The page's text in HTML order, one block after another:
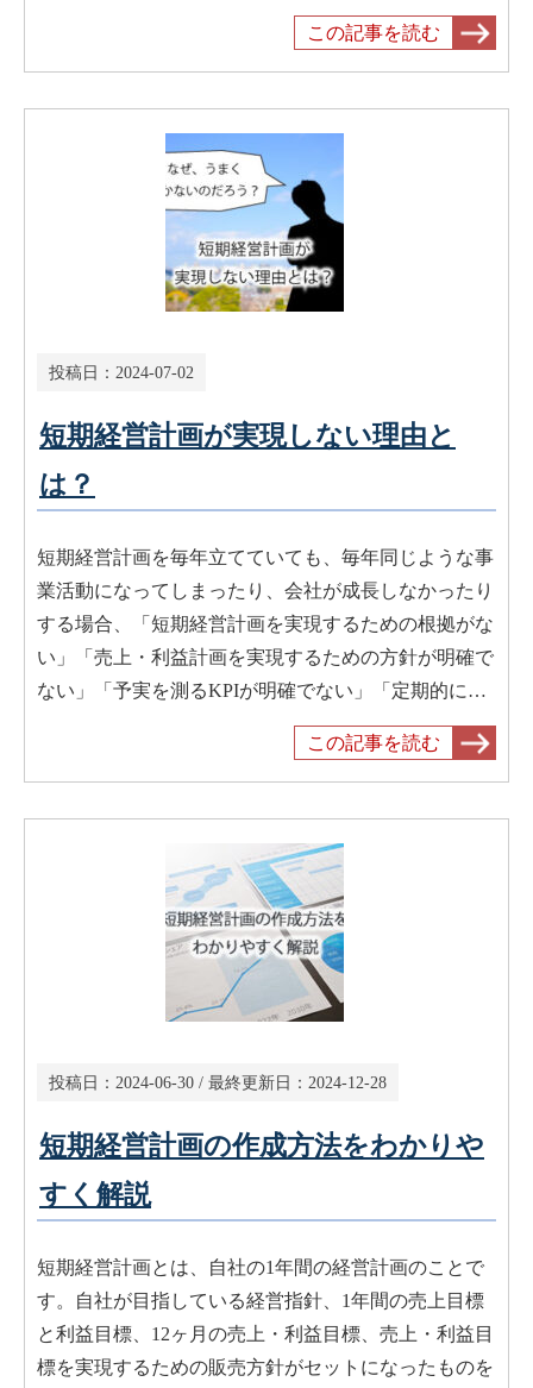
この記事を読む
投稿日： 2024-07-02
短期経営計画が実現しない理由と
は？
短期経営計画を毎年立てていても、毎年同じような事
業活動になってしまったり、会社が成長しなかったり
する場合、「短期経営計画を実現するための根拠がな
い」「売上・利益計画を実現するための方針が明確で
ない」「予実を測るKPIが明確でない」「定期的に…
この記事を読む
投稿日： 2024-06-30 / 最終更新日： 2024-12-28
短期経営計画の作成方法をわかりや
すく解説
短期経営計画とは、自社の1年間の経営計画のことで
す。自社が目指している経営指針、1年間の売上目標
と利益目標、12ヶ月の売上・利益目標、売上・利益目
標を実現するための販売方針がセットになったものを